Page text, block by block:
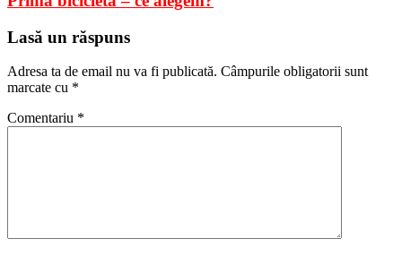
Lasă un răspuns
Adresa ta de email nu va fi publicată. Câmpurile obligatorii sunt
marcate cu *
Comentariu *